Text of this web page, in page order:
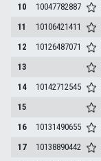
10
10047782887
11
10106421411
12
10126487071
13
14
10142712545
15
16
10131490655
17
10138890442